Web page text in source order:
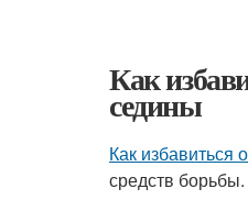
Как
седины
Как избавиться
средств борьбы.